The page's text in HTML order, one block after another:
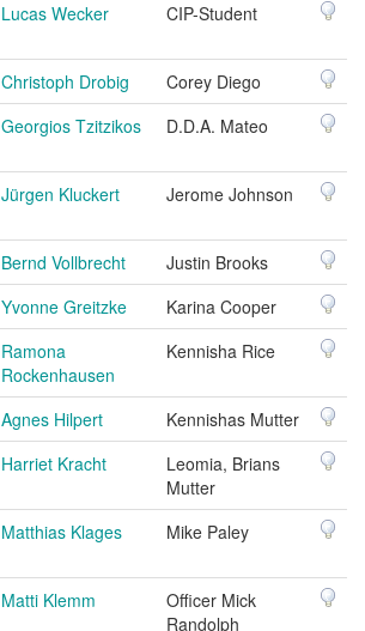
Lucas Wecker CIP-Student
Christoph Drobig
Corey Diego
Georgios Tzitzikos D.D.A. Mateo
Jürgen Kluckert Jerome Johnson
Bernd Vollbrecht
Justin Brooks
Yvonne Greitzke
Karina Cooper
Ramona
Rockenhausen
Kennisha Rice
Agnes Hilpert
Kennishas Mutter
Harriet Kracht
Leomia, Brians
Mutter
Matthias Klages Mike Paley
Matti Klemm
Officer Mick
Randolph